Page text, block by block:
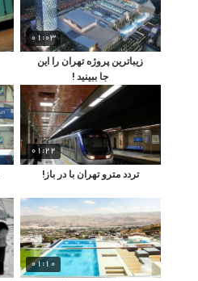
01:03
زیباترین پروژه تهران را این
جا ببینید !
01:22
تردد مترو تهران با در باز!
01:10